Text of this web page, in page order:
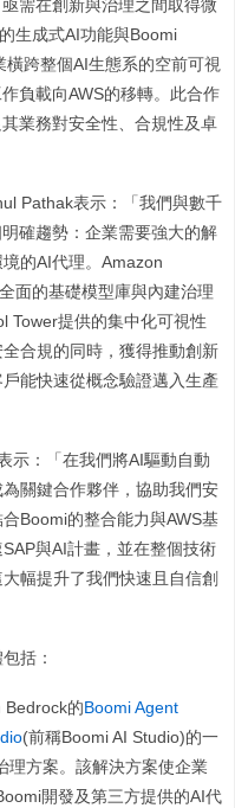
需在創新與治理之間取得微
生成式AI功能與Boomi
跨整個AI生態系的空前可視
負載向AWS的移轉。此合作
業務對安全性、合規性及卓
Pathak表示：「我們與數千
確趨勢：企業需要強大的解
的AI代理。Amazon
面的基礎模型庫與內建治理
Tower提供的集中化可視性
合規的同時，獲得推動創新
能快速從概念驗證邁入生產
示：「在我們將AI驅動自動
關鍵合作夥伴，協助我們安
Boomi的整合能力與AWS基
與AI計畫，並在整個技術
幅提升了我們快速且自信創
括：
Bedrock的Boomi Agent
(前稱Boomi AI Studio)的一
理方案。該解決方案使企業
開發及第三方提供的AI代